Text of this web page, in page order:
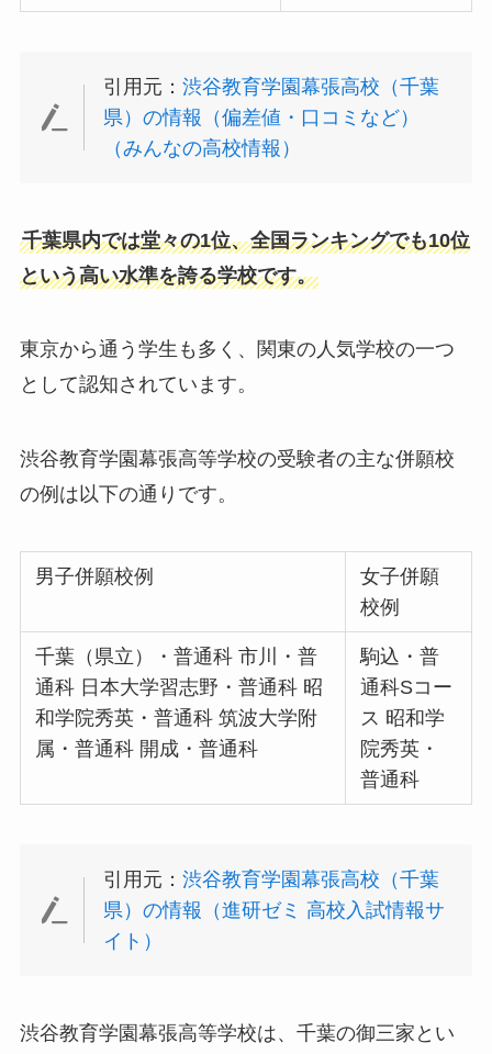
引用元：渋谷教育学園幕張高校（千葉
県）の情報（偏差値・口コミなど）
（みんなの高校情報）
千葉県内では堂々の1位、全国ランキングでも10位
という高い水準を誇る学校です。
東京から通う学生も多く、関東の人気学校の一つ
として認知されています。
渋谷教育学園幕張高等学校の受験者の主な併願校
の例は以下の通りです。
男子併願校例
女子併願
校例
千葉（県立）・普通科 市川・普
通科 日本大学習志野・普通科 昭
和学院秀英・普通科 筑波大学附
属・普通科 開成・普通科
駒込・普
通科Sコー
ス 昭和学
院秀英・
普通科
引用元：渋谷教育学園幕張高校（千葉
県）の情報（進研ゼミ 高校入試情報サ
イト）
渋谷教育学園幕張高等学校は、千葉の御三家とい